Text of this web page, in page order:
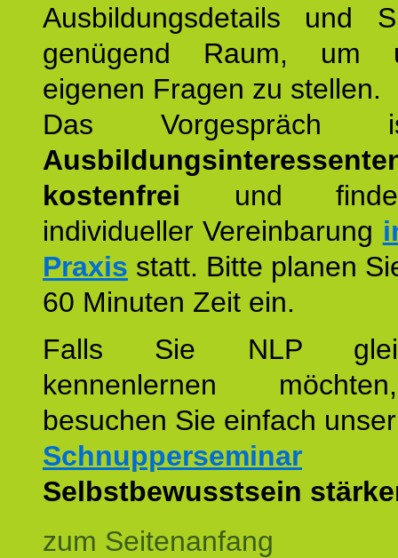
Ausbildungsdetails und
genügend Raum, um
eigenen Fragen zu stellen.
Das
kostenfrei und
individueller Vereinbarung
Praxis statt. Bitte planen
60 Minuten Zeit ein.
Falls Sie NLP
kennenlernen
besuchen Sie einfach unser
Schnupperseminar
Selbstbewusstsein
zum Seitenanfang